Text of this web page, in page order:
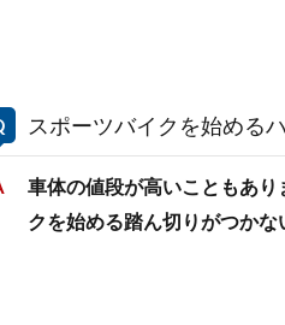
スポーツバイクを始める
車体の値段が高いこともあり
クを始める踏ん切りがつかな